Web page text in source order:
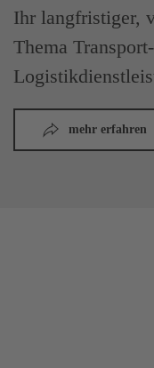
Ihr langfristiger,
Thema
mehr erfahren